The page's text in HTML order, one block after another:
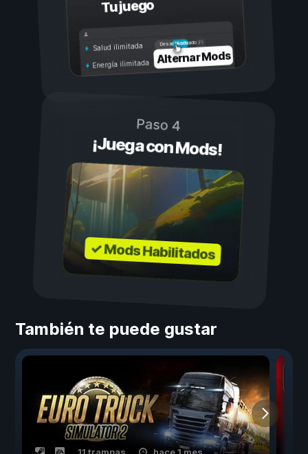
Tu juego
Activado
Desactivado
Salud ilimitada
Energía ilimitada Alternar Mods
Paso 4
¡Juega con Mods!
✓ Mods Habilitados
También te puede gustar